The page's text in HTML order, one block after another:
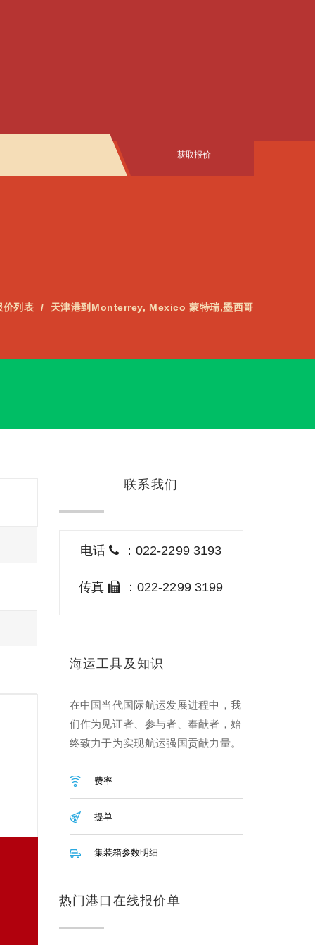
获取报价
价列表 天津港到Monterrey, Mexico 蒙特瑞,墨西哥
联系我们
电话 ：022-2299 3193
传真 ：022-2299 3199
海运工具及知识
在中国当代国际航运发展进程中，我
们作为见证者、参与者、奉献者，始
终致力于为实现航运强国贡献力量。
费率
提单
集装箱参数明细
热门港口在线报价单